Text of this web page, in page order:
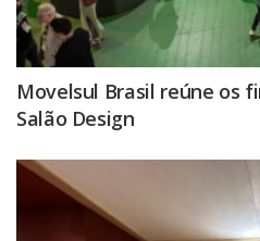
Movelsul Brasil reúne os
Salão Design